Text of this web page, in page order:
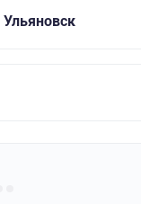
Ульяновск